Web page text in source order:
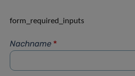
form_required_inputs
Nachname *